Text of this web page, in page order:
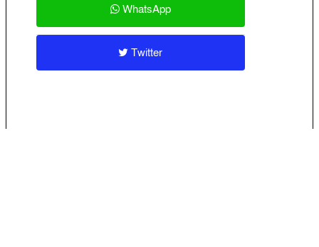
WhatsApp
Twitter